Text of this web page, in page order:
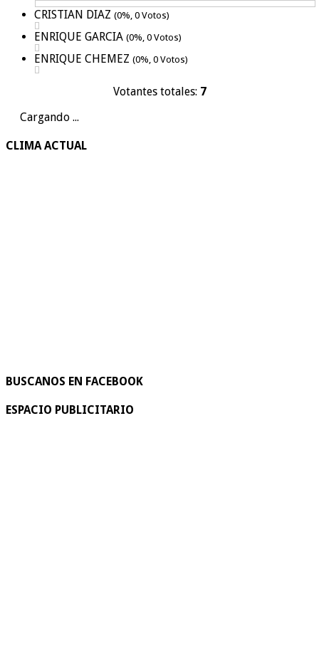
CRISTIAN DIAZ (0%, 0 Votos)
ENRIQUE GARCIA (0%, 0 Votos)
ENRIQUE CHEMEZ (0%, 0 Votos)
Votantes totales: 7
Cargando ...
CLIMA ACTUAL
BUSCANOS EN FACEBOOK
ESPACIO PUBLICITARIO